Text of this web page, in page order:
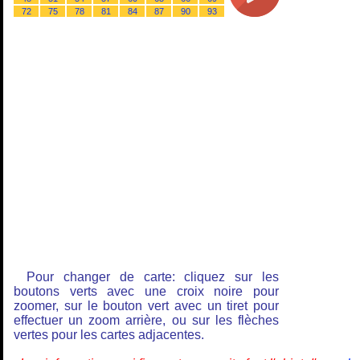
72
75 78 81 84 87 90 93
Pour changer de carte: cliquez sur les
boutons verts avec une croix noire pour
zoomer, sur le bouton vert avec un tiret pour
effectuer un zoom arrière, ou sur les flèches
vertes pour les cartes adjacentes.